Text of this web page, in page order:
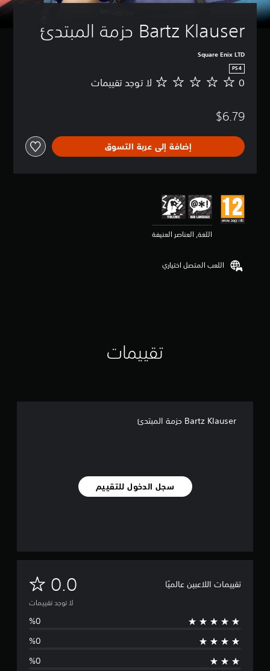
Bartz Klauser حزمة المبتدئ
Square Enix LTD
PS4
ل
و
د
ت
ت
0 لا توجد تقييمات
$6.79
إضافة إلى عربة التسوق
اللغة, العناصر العنيفة
اللعب المتصل اختياري
تقييمات
Bartz Klauser حزمة المبتدئ
سجل الدخول للتقييم
تقييمات اللاعبين عالميًا 0.0
ا
لا توجد تقييمات